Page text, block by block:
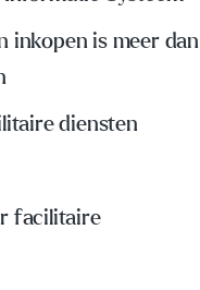
inkopen is meer dan
diensten
facilitaire